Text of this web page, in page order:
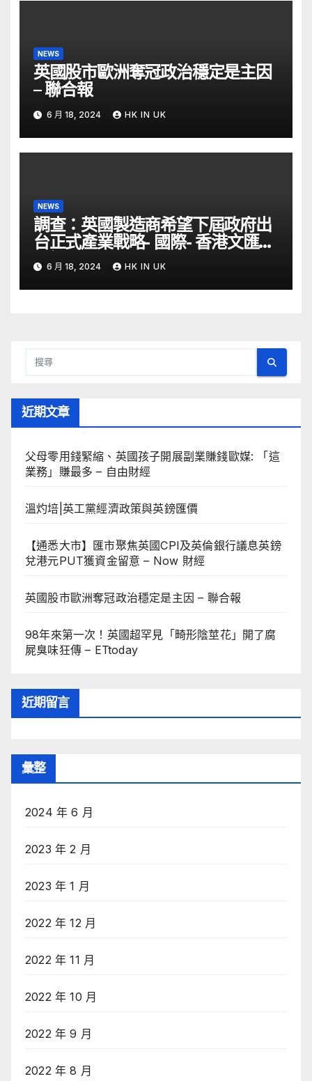
NEWS
英國股市歐洲奪冠政治穩定是主因
– 聯合報
6 月 18, 2024 HK IN UK
NEWS
調查：英國製造商希望下屆政府出
台正式產業戰略- 國際- 香港文匯網
– 文匯報
6 月 18, 2024 HK IN UK
近期文章
父母零用錢緊縮、英國孩子開展副業賺錢歐媒: 「這
業務」賺最多 – 自由財經
溫灼培|英工黨經濟政策與英鎊匯價
【通悉大市】匯市聚焦英國CPI及英倫銀行議息英鎊
兌港元PUT獲資金留意 – Now 財經
英國股市歐洲奪冠政治穩定是主因 – 聯合報
98年來第一次！英國超罕見「畸形陰莖花」開了腐
屍臭味狂傳 – ETtoday
近期留言
彙整
2024 年 6 月
2023 年 2 月
2023 年 1 月
2022 年 12 月
2022 年 11 月
2022 年 10 月
2022 年 9 月
2022 年 8 月